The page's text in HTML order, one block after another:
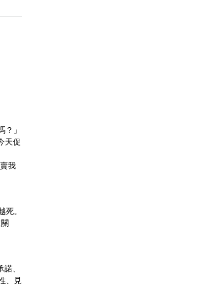
」
天促
我
。
、
、見